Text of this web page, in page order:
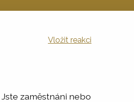
Vložit reakci
zaměstnáni nebo